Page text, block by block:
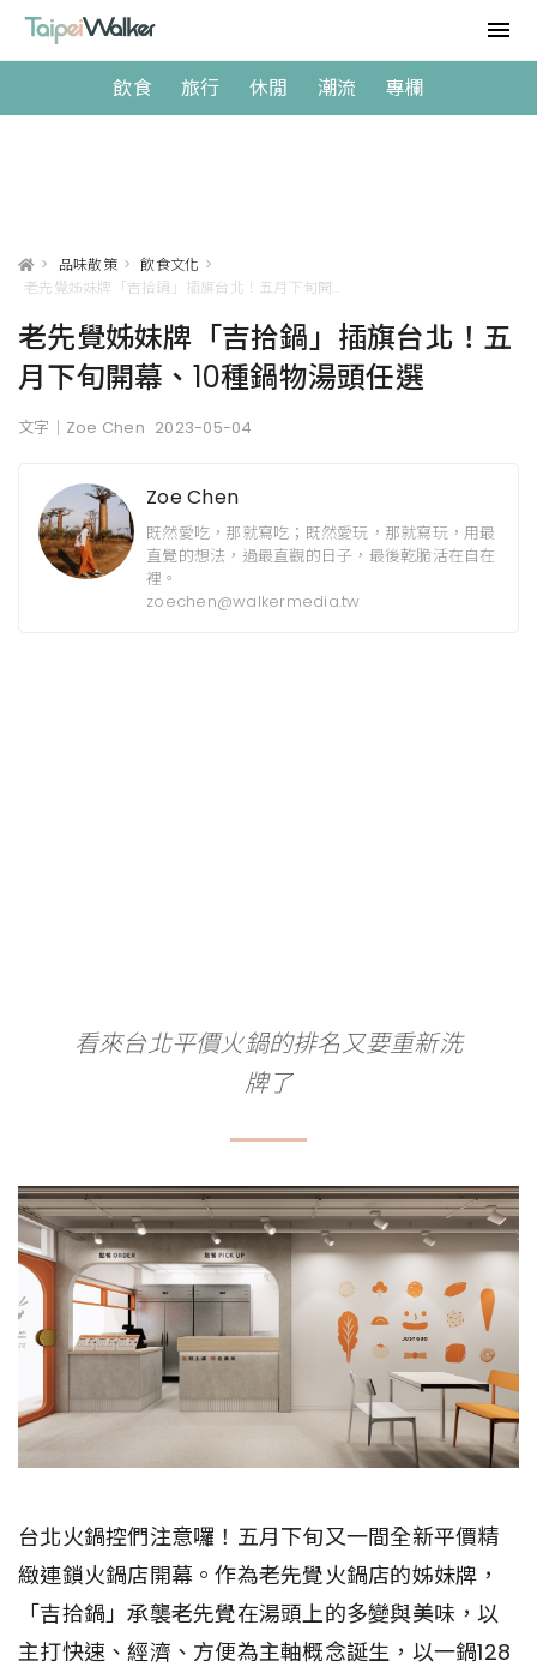
飲食 旅行 休閒 潮流 專欄
> 品味散策 > 飲食文化 >
老先覺姊妹牌「吉拾鍋」插旗台北！五
月下旬開幕、10種鍋物湯頭任選
文字｜Zoe Chen 2023-05-04
Zoe Chen
既然愛吃，那就寫吃；既然愛玩，那就寫玩，用最
直覺的想法，過最直觀的日子，最後乾脆活在自在
裡。
zoechen@walkermedia.tw
看來台北平價火鍋的排名又要重新洗
牌了
台北火鍋控們注意囉！五月下旬又一間全新平價精
緻連鎖火鍋店開幕。作為老先覺火鍋店的姊妹牌，
「吉拾鍋」承襲老先覺在湯頭上的多變與美味，以
主打快速、經濟、方便為主軸概念誕生，以一鍋128